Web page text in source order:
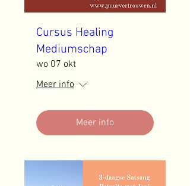
Cursus Healing
Mediumschap
wo 07 okt
Meer info
Meer info